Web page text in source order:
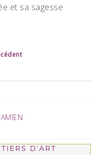
et sa sagesse
D’ART